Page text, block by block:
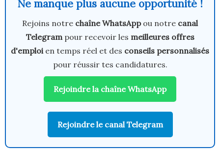
Ne manque plus aucune opportunité !
Rejoins notre chaîne WhatsAppou notre canal
Telegrampour recevoir les meilleures offres
d'emploien temps réel et des conseils personnalisés
pour réussir tes candidatures.
Rejoindre la chaîne WhatsApp
Rejoindre le canal Telegram